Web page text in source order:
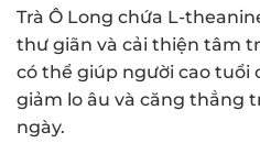
Trà Ô Long chứa L-
thư giãn và cải thiện tâm
có thể giúp người cao tuổi
giảm lo âu và căng thẳng
ngày.